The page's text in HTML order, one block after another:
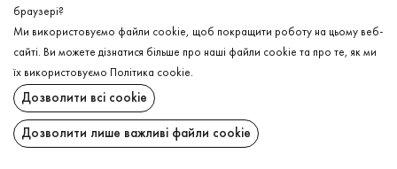
ОБЕРІТЬ РОЗМІР
Гольф в'язаний
ДОДАТИ ДО КОШИКА
ОПИС
браузері?
Ми використовуємо файли cookie, щоб покращити роботу на цьому веб-
сайті. Ви можете дізнатися більше про наші файли cookie та про те, як ми
їх використовуємо
Політика cookie.
Дозволити всі cookie
Дозволити лише важливі файли cookie